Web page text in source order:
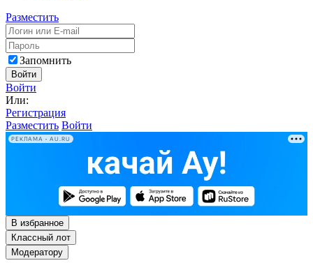
Разместить
Запомнить
Войти
Войти
Или:
Регистрация
Разместить Войти
РЕКЛАМА • AU.RU
В избранное
Классный лот
Модератору